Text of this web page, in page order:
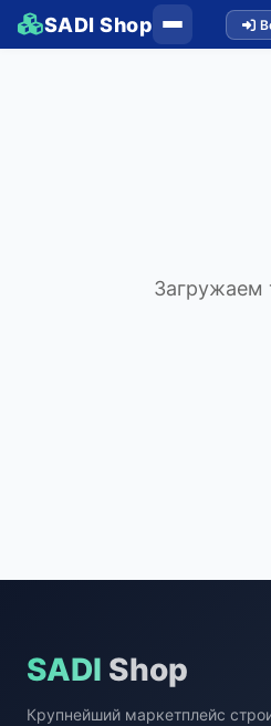
SADI Shop
Загружаем
SADI Shop
Крупнейший маркетплейс